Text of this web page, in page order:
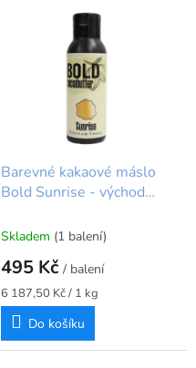
Barevné kakaové máslo
Bold Sunrise - východ
Skladem (1 balení)
495 Kč / balení
Měrná
cena:
6 187,50 Kč / 1 kg
Do košíku